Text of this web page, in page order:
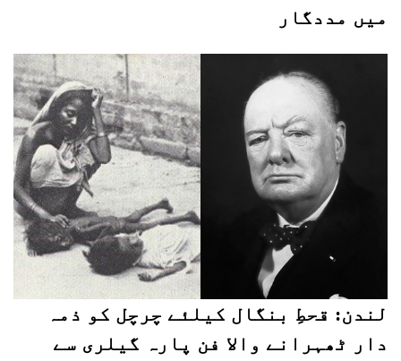
میں مددگار
لندن: قحطِ بنگال کیلئے چرچل کو ذمہ
دار ٹھہرانے والا فن پارہ گیلری سے